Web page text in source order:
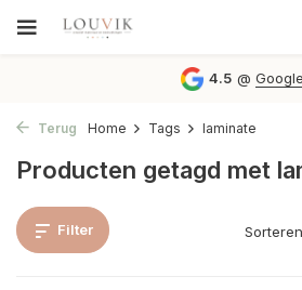
4.5 @Google
Terug Home Tags laminate
Producten getagd met
Filter